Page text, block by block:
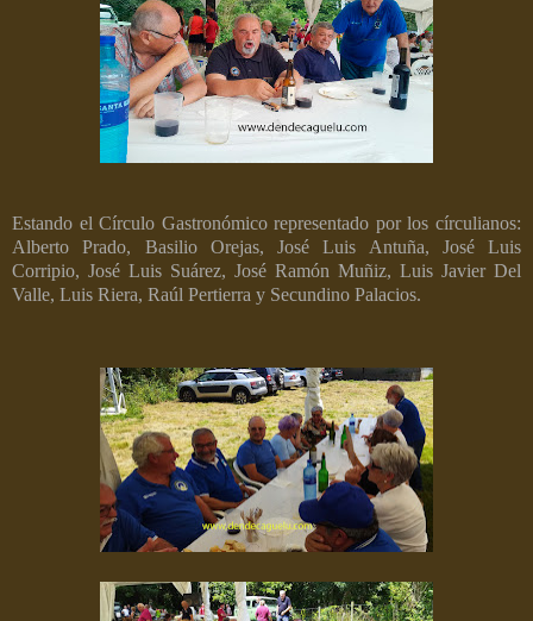
Estando el Círculo Gastronómico representado por los círculianos:
Alberto Prado, Basilio Orejas, José Luis Antuña, José Luis
Corripio, José Luis Suárez, José Ramón Muñiz, Luis Javier Del
Valle, Luis Riera, Raúl Pertierra y Secundino Palacios.